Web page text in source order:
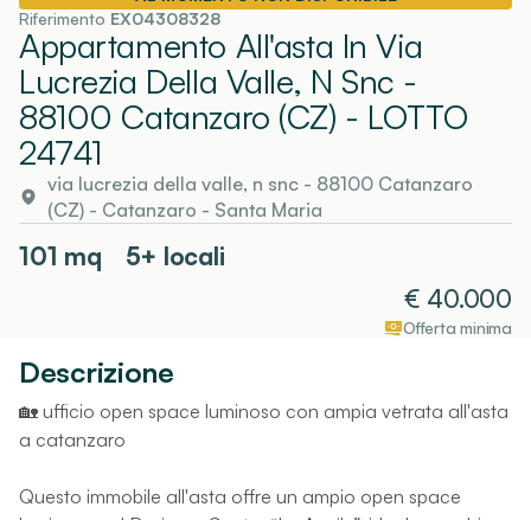
Riferimento EX04308328
Appartamento All'asta In Via
Lucrezia Della Valle, N Snc -
88100 Catanzaro (CZ) - LOTTO
24741
via lucrezia della valle, n snc - 88100 Catanzaro
(CZ)- Catanzaro - Santa Maria
101 mq
5+ locali
€ 40.000
Offerta minima
Descrizione
🏡 ufficio open space luminoso con ampia vetrata all'asta
a catanzaro
Questo immobile all'asta offre un ampio open space